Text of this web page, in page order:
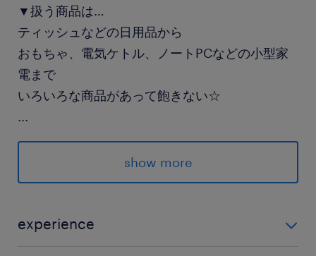
▼扱う商品は…
ティッシュなどの日用品から
おもちゃ、電気ケトル、ノートPCなどの小型家
電まで
いろいろな商品があって飽きない☆
...
――・＊・――・＊・――
作業もとってもシンプル◎
show more
experience